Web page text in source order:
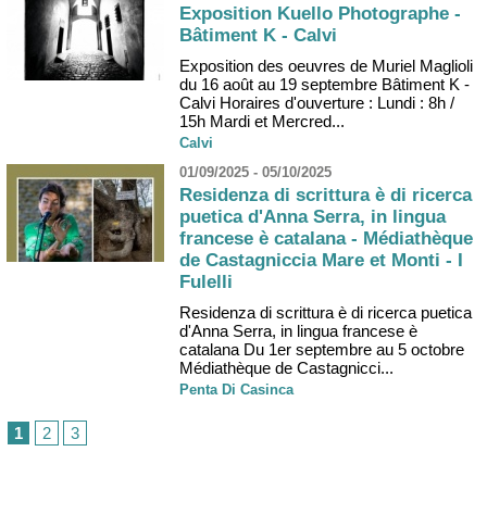
Exposition Kuello Photographe -
Bâtiment K - Calvi
Exposition des oeuvres de Muriel Maglioli
du 16 août au 19 septembre Bâtiment K -
Calvi Horaires d'ouverture : Lundi : 8h /
15h Mardi et Mercred...
Calvi
01/09/2025 - 05/10/2025
Residenza di scrittura è di ricerca
puetica d'Anna Serra, in lingua
francese è catalana - Médiathèque
de Castagniccia Mare et Monti - I
Fulelli
Residenza di scrittura è di ricerca puetica
d'Anna Serra, in lingua francese è
catalana Du 1er septembre au 5 octobre
Médiathèque de Castagnicci...
Penta Di Casinca
1 2 3